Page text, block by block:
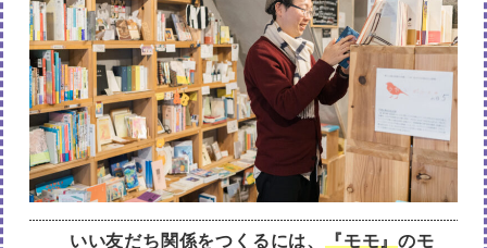
いい友だち関係をつくるには、 『モモ』のモ